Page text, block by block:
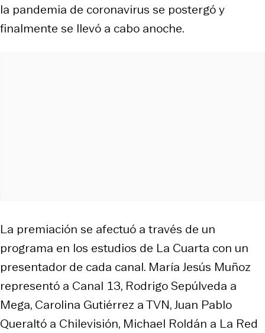
la pandemia de coronavirus se postergó y
finalmente se llevó a cabo anoche.
La premiación se afectuó a través de un
programa en los estudios de La Cuarta con un
presentador de cada canal. María Jesús Muñoz
representó a Canal 13, Rodrigo Sepúlveda a
Mega, Carolina Gutiérrez a TVN, Juan Pablo
Queraltó a Chilevisión, Michael Roldán a La Red